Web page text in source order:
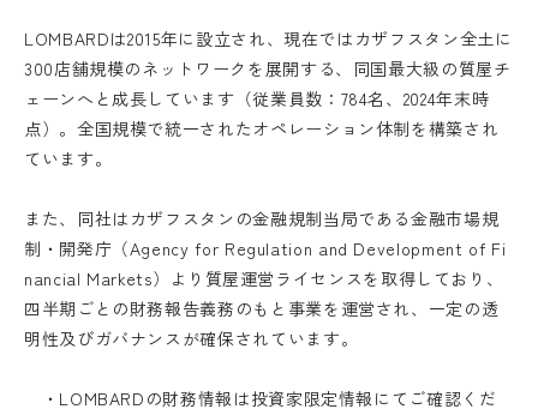
LOMBARDは2015年に設立され、現在ではカザフスタン全土に
300店舗規模のネットワークを展開する、同国最大級の質屋チ
ェーンへと成長しています（従業員数：784名、2024年末時
点）。全国規模で統一されたオペレーション体制を構築され
ています。
また、同社はカザフスタンの金融規制当局である金融市場規
制・開発庁（Agency for Regulation and Development of Fi
nancial Markets）より質屋運営ライセンスを取得しており、
四半期ごとの財務報告義務のもと事業を運営され、一定の透
明性及びガバナンスが確保されています。
・LOMBARDの財務情報は投資家限定情報にてご確認くだ